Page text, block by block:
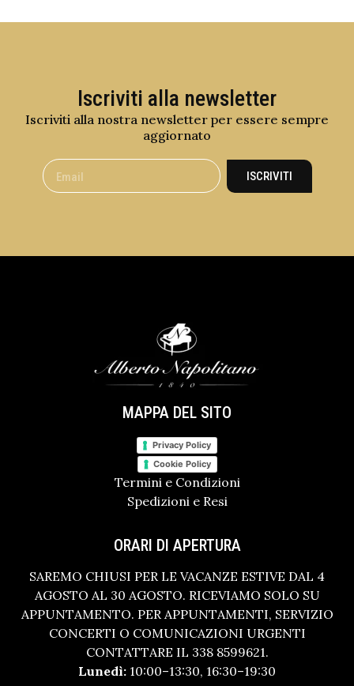
Iscriviti alla newsletter
Iscriviti alla nostra newsletter per essere sempre
aggiornato
ISCRIVITI
MAPPA DEL SITO
Privacy Policy
Cookie Policy
Termini e Condizioni
Spedizioni e Resi
ORARI DI APERTURA
SAREMO CHIUSI PER LE VACANZE ESTIVE DAL 4
AGOSTO AL 30 AGOSTO. RICEVIAMO SOLO SU
APPUNTAMENTO. PER APPUNTAMENTI, SERVIZIO
CONCERTI O COMUNICAZIONI URGENTI
CONTATTARE IL 338 8599621.
Lunedì: 10:00–13:30, 16:30–19:30